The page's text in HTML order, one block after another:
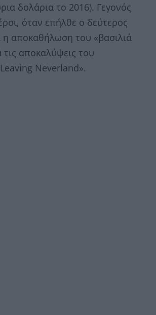
δολάρια το 2016). Γεγονός
όταν επήλθε ο δεύτερος
η αποκαθήλωση του «βασιλιά
αποκαλύψεις του
Neverland».